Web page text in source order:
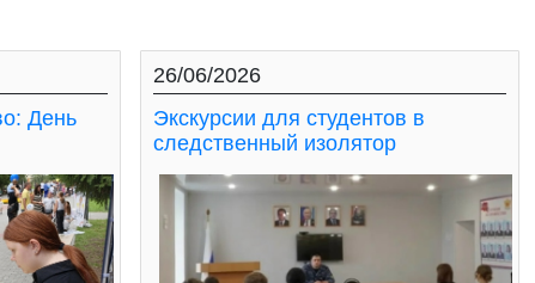
День
26/06/2026
Экскурсии для студентов в
следственный изолятор